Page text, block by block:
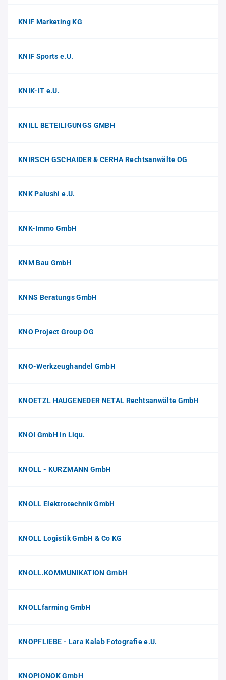
KNIF Marketing KG
KNIF Sports e.U.
KNIK-IT e.U.
KNILL BETEILIGUNGS GMBH
KNIRSCH GSCHAIDER & CERHA Rechtsanwälte OG
KNK Palushi e.U.
KNK-Immo GmbH
KNM Bau GmbH
KNNS Beratungs GmbH
KNO Project Group OG
KNO-Werkzeughandel GmbH
KNOETZL HAUGENEDER NETAL Rechtsanwälte GmbH
KNOI GmbH in Liqu.
KNOLL - KURZMANN GmbH
KNOLL Elektrotechnik GmbH
KNOLL Logistik GmbH & Co KG
KNOLL.KOMMUNIKATION GmbH
KNOLLfarming GmbH
KNOPFLIEBE - Lara Kalab Fotografie e.U.
KNOPIONOK GmbH